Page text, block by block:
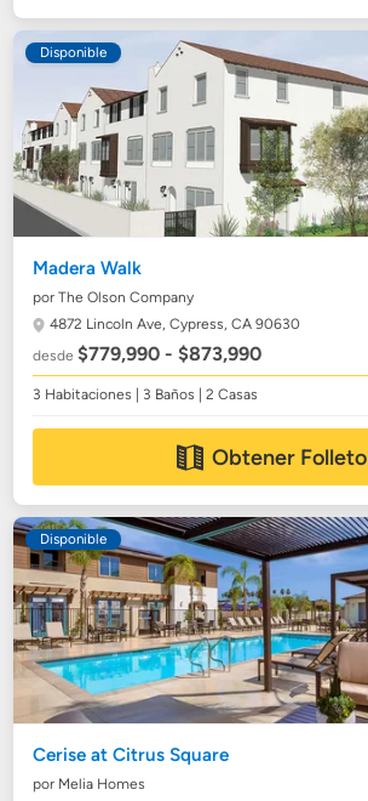
Disponible
Madera Walk
por The Olson Company
4872 Lincoln Ave,Cypress, CA 90630
desde$779,990 - $873,990
3 Habitaciones | 3 Baños | 2 Casas
Obtener Folleto
Disponible
Cerise at Citrus Square
por Melia Homes